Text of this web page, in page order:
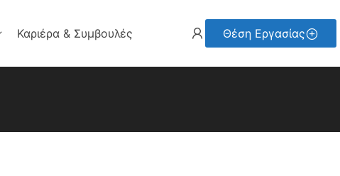
Καριέρα & Συμβουλές Θέση Εργασίας